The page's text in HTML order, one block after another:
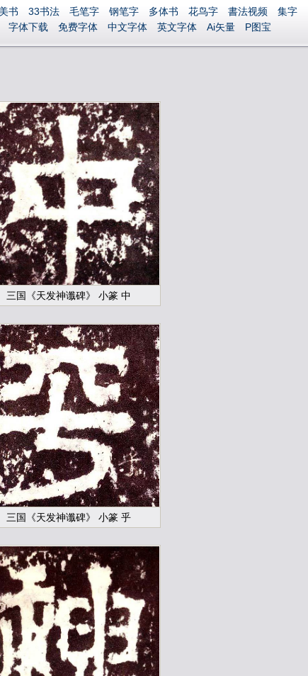
书 33书法 毛笔字 钢笔字 多体书 花鸟字 書法视频
集字
字体下载 免费字体 中文字体 英文字体 Ai矢量
P图宝
三国《天发神谶碑》 小篆 中
三国《天发神谶碑》 小篆 乎